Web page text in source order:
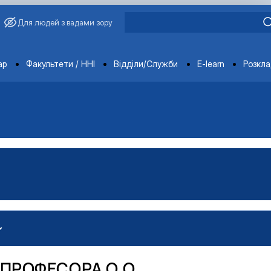
Для людей з вадами зору
Факультети / ННІ Відділи/Служби E-learn